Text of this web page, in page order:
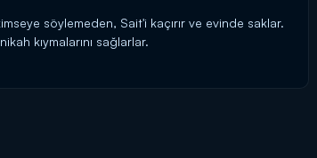
söylemeden, Sait'i kaçırır ve evinde saklar.
kıymalarını sağlarlar.